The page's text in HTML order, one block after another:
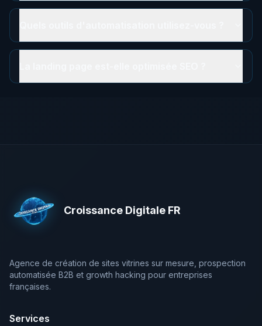
Croissance Digitale FR
Agence de création de sites vitrines sur mesure, prospection
automatisée B2B et growth hacking pour entreprises
françaises.
Services